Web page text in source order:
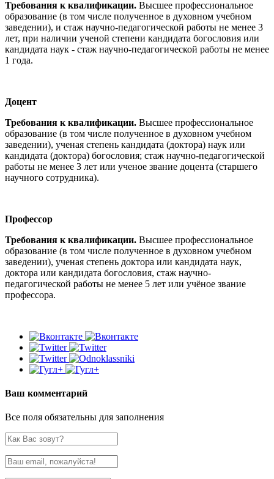
Требования к квалификации. Высшее профессиональное
образование (в том числе полученное в духовном учебном
заведении), и стаж научно-педагогической работы не менее 3
лет, при наличии ученой степени кандидата богословия или
кандидата наук - стаж научно-педагогической работы не менее
1 года.
Доцент
Требования к квалификации. Высшее профессиональное
образование (в том числе полученное в духовном учебном
заведении), ученая степень кандидата (доктора) наук или
кандидата (доктора) богословия; стаж научно-педагогической
работы не менее 3 лет или ученое звание доцента (старшего
научного сотрудника).
Профессор
Требования к квалификации. Высшее профессиональное
образование (в том числе полученное в духовном учебном
заведении), ученая степень доктора или кандидата наук,
доктора или кандидата богословия, стаж научно-
педагогической работы не менее 5 лет или учёное звание
профессора.
Ваш комментарий
Все поля обязательны для заполнения